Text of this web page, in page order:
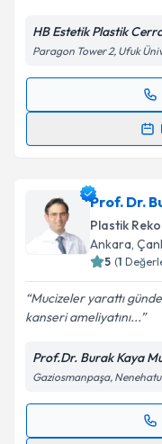
HB Estetik Plastik
Paragon Tower 2, Ufuk
Randevu
takvim
E-posta
Kişisel
kapsamda
Prof. Dr.
Plastik
Ankara,
5 (1
Mucizeler yarattı
kanseri ameliyatını...
Prof.Dr. Burak Kaya
Gaziosmanpaşa,
Randevu